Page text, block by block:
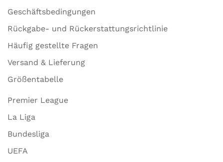
Geschäftsbedingungen
Rückgabe- und Rückerstattungsrichtlinie
Häufig gestellte Fragen
Versand & Lieferung
Größentabelle
Premier League
La Liga
Bundesliga
UEFA